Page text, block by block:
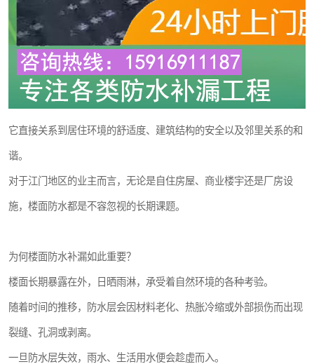
它直接关系到居住环境的舒适度、建筑结构的安全以及邻里关系的和
谐。
对于江门地区的业主而言，无论是自住房屋、商业楼宇还是厂房设
施，楼面防水都是不容忽视的长期课题。
为何楼面防水补漏如此重要？
楼面长期暴露在外，日晒雨淋，承受着自然环境的各种考验。
随着时间的推移，防水层会因材料老化、热胀冷缩或外部损伤而出现
裂缝、孔洞或剥离。
一旦防水层失效，雨水、生活用水便会趁虚而入。